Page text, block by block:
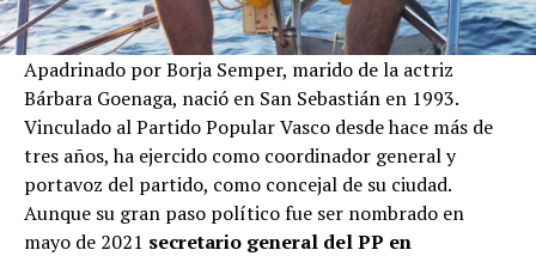
Apadrinado por Borja Semper, marido de la actriz
Bárbara Goenaga, nació en San Sebastián en 1993.
Vinculado al Partido Popular Vasco desde hace más de
tres años, ha ejercido como coordinador general y
portavoz del partido, como concejal de su ciudad.
Aunque su gran paso político fue ser nombrado en
mayo de 2021 secretario general del PP en